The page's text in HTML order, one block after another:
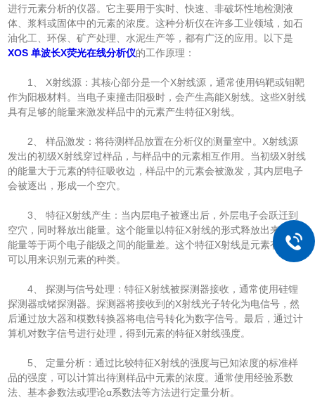
进行元素分析的仪器。它主要用于实时、快速、非破坏性地检测液
体、浆料或固体中的元素的浓度。这种分析仪在许多工业领域，如石
油化工、环保、矿产处理、水泥生产等，都有广泛的应用。以下是
XOS 单波长X荧光在线分析仪的工作原理：
1、 X射线源：其核心部分是一个X射线源，通常使用钨靶或钼靶
作为阳极材料。当电子束撞击阳极时，会产生高能X射线。这些X射线
具有足够的能量来激发样品中的元素产生特征X射线。
2、 样品激发：将待测样品放置在分析仪的测量室中。X射线源
发出的初级X射线穿过样品，与样品中的元素相互作用。当初级X射线
的能量大于元素的特征吸收边，样品中的元素会被激发，其内层电子
会被逐出，形成一个空穴。
3、 特征X射线产生：当内层电子被逐出后，外层电子会跃迁到
空穴，同时释放出能量。这个能量以特征X射线的形式释放出来，其
能量等于两个电子能级之间的能量差。这个特征X射线是元素有的，
可以用来识别元素的种类。
4、 探测与信号处理：特征X射线被探测器接收，通常使用硅锂
探测器或锗探测器。探测器将接收到的X射线光子转化为电信号，然
后通过放大器和模数转换器将电信号转化为数字信号。最后，通过计
算机对数字信号进行处理，得到元素的特征X射线强度。
5、 定量分析：通过比较特征X射线的强度与已知浓度的标准样
品的强度，可以计算出待测样品中元素的浓度。通常使用经验系数
法、基本参数法或理论α系数法等方法进行定量分析。